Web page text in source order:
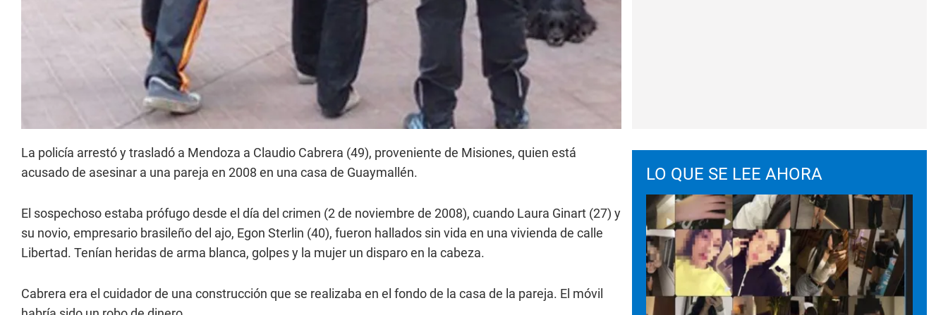
La policía arrestó y trasladó a Mendoza a Claudio Cabrera (49), proveniente de Misiones, quien está
acusado de asesinar a una pareja en 2008 en una casa de Guaymallén.
El sospechoso estaba prófugo desde el día del crimen (2 de noviembre de 2008), cuando Laura Ginart (27) y
su novio, empresario brasileño del ajo, Egon Sterlin (40), fueron hallados sin vida en una vivienda de calle
Libertad. Tenían heridas de arma blanca, golpes y la mujer un disparo en la cabeza.
Cabrera era el cuidador de una construcción que se realizaba en el fondo de la casa de la pareja. El móvil
LO QUE SE LEE AHORA